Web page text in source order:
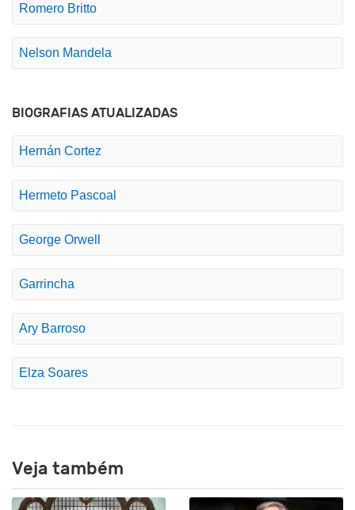
Romero Britto
Nelson Mandela
BIOGRAFIAS ATUALIZADAS
Hernán Cortez
Hermeto Pascoal
George Orwell
Garrincha
Ary Barroso
Elza Soares
Veja também